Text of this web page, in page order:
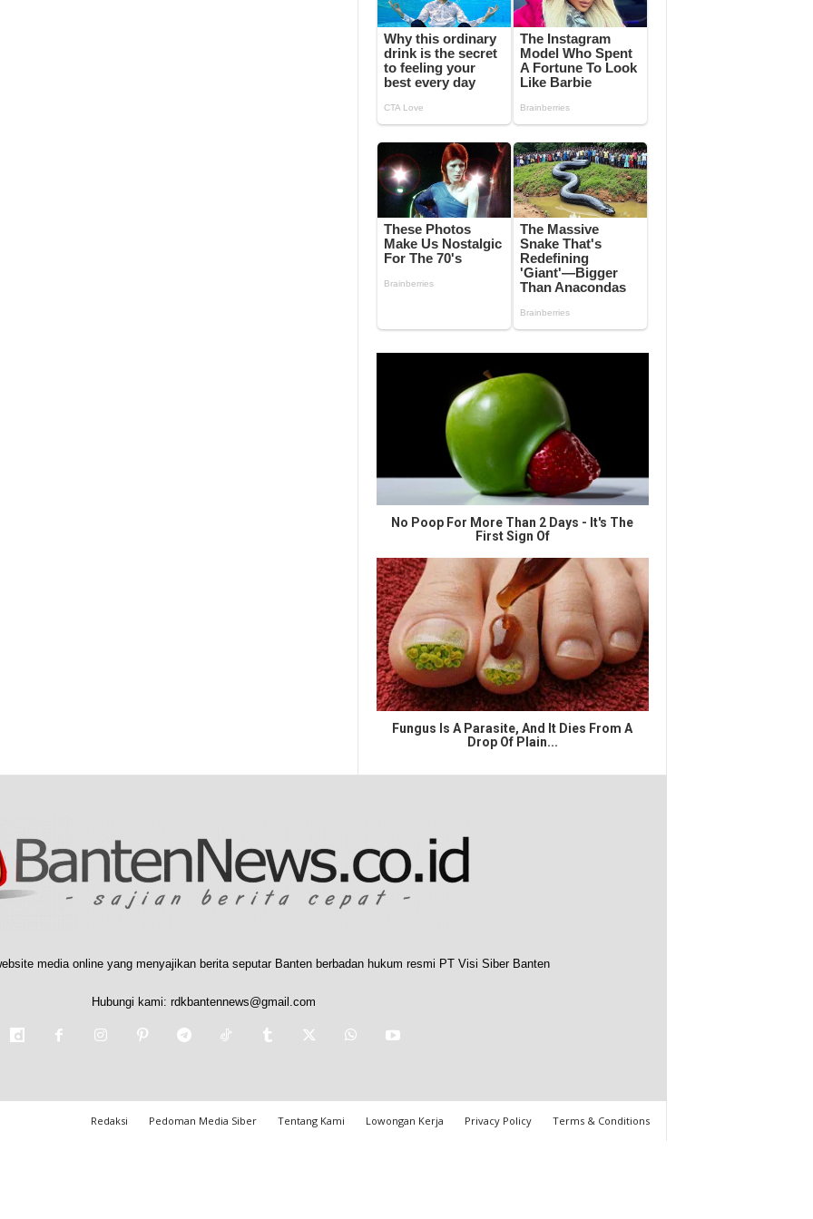
No Poop For More Than 2 Days - It's The
First Sign Of
Fungus Is A Parasite, And It Dies From A
Drop Of Plain...
media online yang menyajikan berita seputar Banten berbadan hukum resmi PT Visi Siber Banten
Hubungi kami: rdkbantennews@gmail.com
Redaksi Pedoman Media Siber Tentang Kami Lowongan Kerja Privacy Policy Terms & Conditions